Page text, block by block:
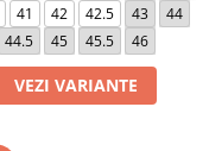
41 42 42.5 43
44
44.5
45 45.5 46
VEZI VARIANTE